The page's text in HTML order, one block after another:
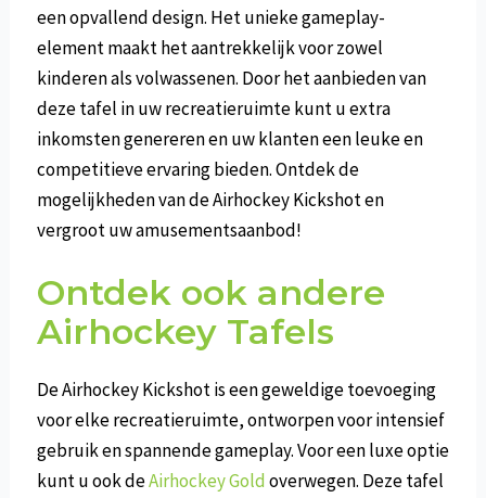
een opvallend design. Het unieke gameplay-
element maakt het aantrekkelijk voor zowel
kinderen als volwassenen. Door het aanbieden van
deze tafel in uw recreatieruimte kunt u extra
inkomsten genereren en uw klanten een leuke en
competitieve ervaring bieden. Ontdek de
mogelijkheden van de Airhockey Kickshot en
vergroot uw amusementsaanbod!
Ontdek ook andere
Airhockey Tafels
De Airhockey Kickshot is een geweldige toevoeging
voor elke recreatieruimte, ontworpen voor intensief
gebruik en spannende gameplay. Voor een luxe optie
kunt u ook deAirhockey Goldoverwegen. Deze tafel